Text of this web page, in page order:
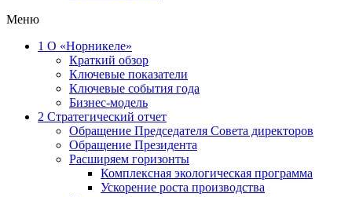
Меню
1 О «Норникеле»
Краткий обзор
Ключевые показатели
Ключевые события года
Бизнес-модель
2 Стратегический отчет
Обращение Председателя Совета директоров
Обращение Президента
Расширяем горизонты
Комплексная экологическая программа
Ускорение роста производства